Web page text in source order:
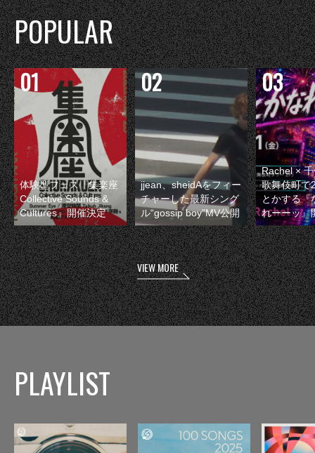
POPULAR
体験型フェス『集楽座
Collective Sounds &
Cultures』開催決定
jjean、sheidAをフィー
チャーした最新シング
ル“gossip boy”MV公開
Rachel ×
歌舞伎町で
とかする『
れーーッ』
VIEW MORE
PLAYLIST